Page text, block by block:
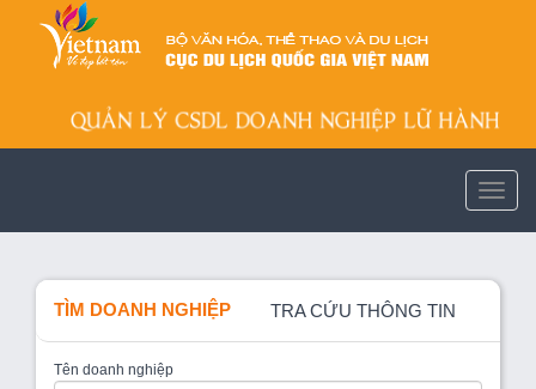
TÌM DOANH NGHIỆP TRA CỨU THÔNG TIN
Tên doanh nghiệp